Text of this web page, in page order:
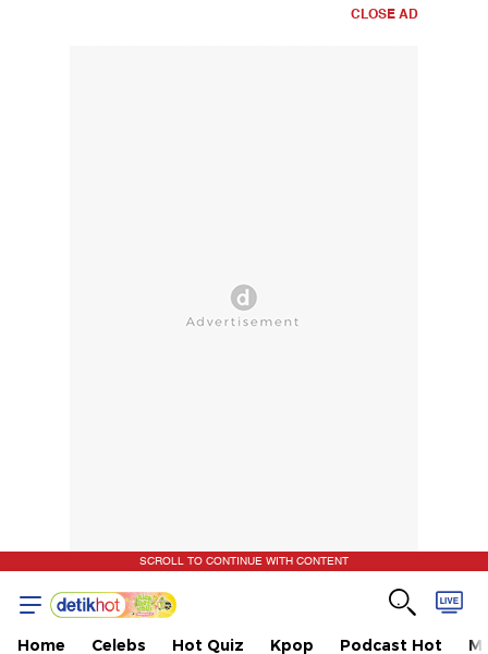
CLOSE AD
SCROLL TO CONTINUE WITH CONTENT
Home Celebs Hot Quiz Kpop Podcast Hot